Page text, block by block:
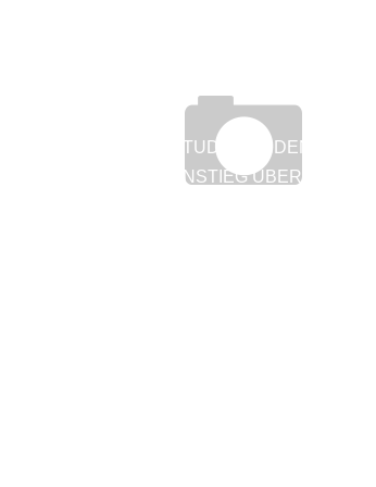
WIE STUDIERENDEN DER
BERUFSEINSTIEG ÜBER